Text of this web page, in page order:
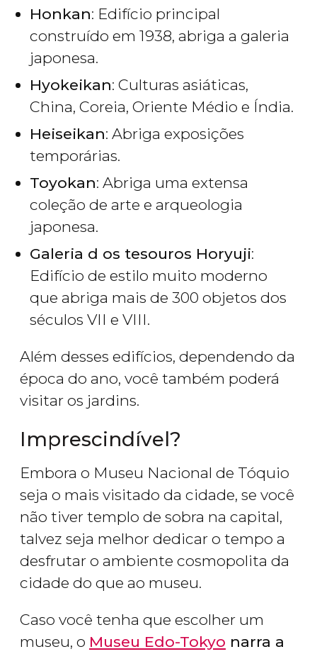
Honkan: Edifício principal
construído em 1938, abriga a galeria
japonesa.
Hyokeikan: Culturas asiáticas,
China, Coreia, Oriente Médio e Índia.
Heiseikan: Abriga exposições
temporárias.
Toyokan: Abriga uma extensa
coleção de arte e arqueologia
japonesa.
Galeria d os tesouros Horyuji:
Edifício de estilo muito moderno
que abriga mais de 300 objetos dos
séculos VII e VIII.
Além desses edifícios, dependendo da
época do ano, você também poderá
visitar os jardins.
Imprescindível?
Embora o Museu Nacional de Tóquio
seja o mais visitado da cidade, se você
não tiver templo de sobra na capital,
talvez seja melhor dedicar o tempo a
desfrutar o ambiente cosmopolita da
cidade do que ao museu.
Caso você tenha que escolher um
museu, o Museu Edo-Tokyo narra a